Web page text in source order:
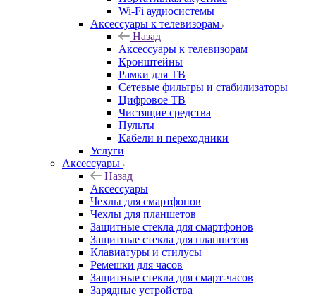
Wi-Fi аудиосистемы
Аксессуары к телевизорам
Назад
Аксессуары к телевизорам
Кронштейны
Рамки для ТВ
Сетевые фильтры и стабилизаторы
Цифровое ТВ
Чистящие средства
Пульты
Кабели и переходники
Услуги
Аксессуары
Назад
Аксессуары
Чехлы для смартфонов
Чехлы для планшетов
Защитные стекла для смартфонов
Защитные стекла для планшетов
Клавиатуры и стилусы
Ремешки для часов
Защитные стекла для смарт-часов
Зарядные устройства